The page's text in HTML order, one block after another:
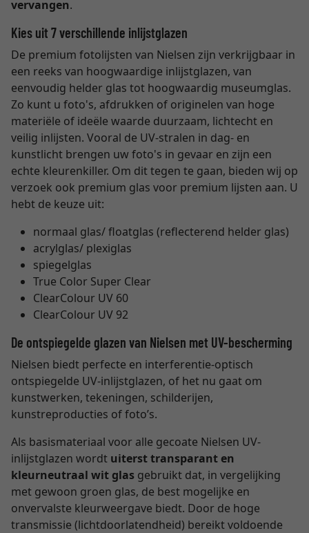
vervangen.
Kies uit 7 verschillende inlijstglazen
De premium fotolijsten van Nielsen zijn verkrijgbaar in
een reeks van hoogwaardige inlijstglazen, van
eenvoudig helder glas tot hoogwaardig museumglas.
Zo kunt u foto's, afdrukken of originelen van hoge
materiële of ideële waarde duurzaam, lichtecht en
veilig inlijsten. Vooral de UV-stralen in dag- en
kunstlicht brengen uw foto's in gevaar en zijn een
echte kleurenkiller. Om dit tegen te gaan, bieden wij op
verzoek ook premium glas voor premium lijsten aan. U
hebt de keuze uit:
normaal glas/ floatglas (reflecterend helder glas)
acrylglas/ plexiglas
spiegelglas
True Color Super Clear
ClearColour UV 60
ClearColour UV 92
De ontspiegelde glazen van Nielsen met UV-bescherming
Nielsen biedt perfecte en interferentie-optisch
ontspiegelde UV-inlijstglazen, of het nu gaat om
kunstwerken, tekeningen, schilderijen,
kunstreproducties of foto’s.
Als basismateriaal voor alle gecoate Nielsen UV-
inlijstglazen wordt uiterst transparant en
kleurneutraal wit glas gebruikt dat, in vergelijking
met gewoon groen glas, de best mogelijke en
onvervalste kleurweergave biedt. Door de hoge
transmissie (lichtdoorlatendheid) bereikt voldoende